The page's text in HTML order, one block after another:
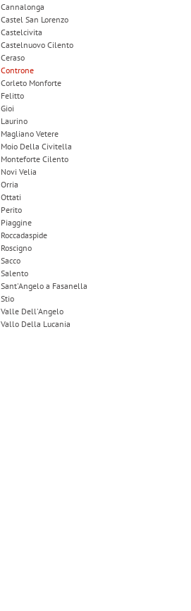
Cannalonga
Castel San Lorenzo
Castelcivita
Castelnuovo Cilento
Ceraso
Controne
Corleto Monforte
Felitto
Gioi
Laurino
Magliano Vetere
Moio Della Civitella
Monteforte Cilento
Novi Velia
Orria
Ottati
Perito
Piaggine
Roccadaspide
Roscigno
Sacco
Salento
Sant'Angelo a Fasanella
Stio
Valle Dell'Angelo
Vallo Della Lucania